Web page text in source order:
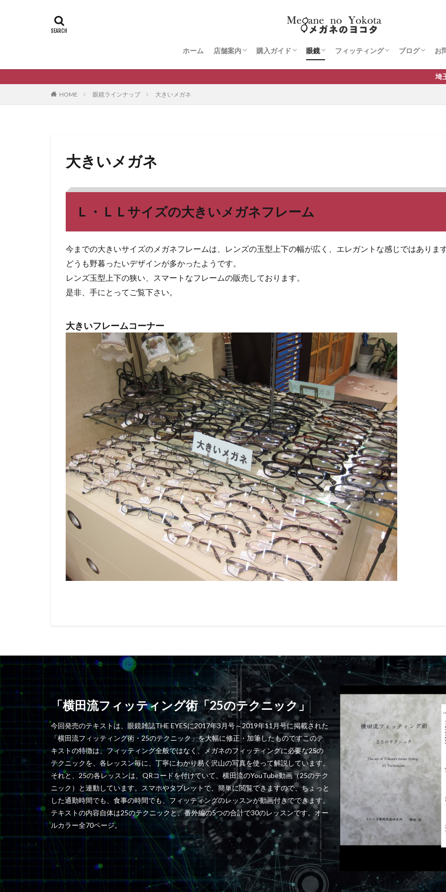
ホーム 店舗案内
MAP
ご挨拶
購入ガイド
眼鏡購入手順
Q&A
眼鏡
視力・視機能検査
強度近視用メガネ
遠近両用メガネ
パソコン用メガネ
大きいメガネ
深視力用メガネ
丸メガネ
眼瞼下垂矯正メガネ
跳ね上げメガネ
携帯・折りたたみメガネ
剣道＆スポーツ用メガネ
子供用メガネ
幼児用メガネ
ジュニア・スポーツメガネ
フィッティング
横田流フィッティング術
テクニックブック
フィッティングテキスト2
フィッティングテキスト3
フィッティングテキスト4
フィッティングテキスト5
フィッティングテキスト6
テクニック動画
ブログ
Blog
店長の料理
店長の料理
テレビ出演
お
埼玉県さいた
HOME 眼鏡ラインナップ 大きいメガネ
大きいメガネ
Ｌ・ＬＬサイズの大きいメガネフレーム
今までの大きいサイズのメガネフレームは、レンズの玉型上下の幅が広く、エレガントな感じではありま
どうも野暮ったいデザインが多かったようです。
レンズ玉型上下の狭い、スマートなフレームの販売しております。
是非、手にとってご覧下さい。
大きいフレームコーナー
「横田流フィッティング術「25のテクニック」
今回発売のテキストは、眼鏡雑誌THE EYESに2017年3月号～2019年11月号に掲載された
「横田流フィッティング術・25のテクニック」を大幅に修正・加筆したものですこのテ
キストの特徴は、フィッティング全般ではなく、メガネのフィッティングに必要な25の
テクニックを、各レッスン毎に、丁寧にわかり易く沢山の写真を使って解説しています。
それと、25の各レッスンは、QRコードを付けていて、横田流のYouTube動画（25のテク
ニック）と連動しています。スマホやタブレットで、簡単に閲覧できますので、ちょっと
した通勤時間でも、食事の時間でも、フィッティングのレッスンが動画付きでできます。
テキストの内容自体は25のテクニックと、番外編の5つの合計で30のレッスンです。オー
ルカラー全70ページ。